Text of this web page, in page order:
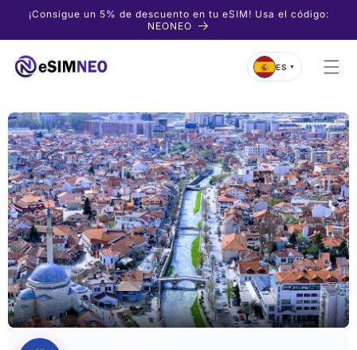
directamente
¡Consigue un 5% de descuento en tu eSIM! Usa el código:
NEONEO
ES ▼